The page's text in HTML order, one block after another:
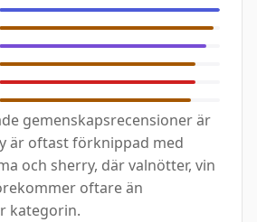
gemenskapsrecensioner är
är oftast förknippad med
och sherry, där valnötter, vin
oftare än
kategorin.